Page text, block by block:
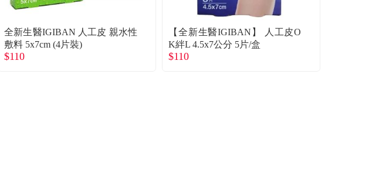
全新生醫IGIBAN 人工皮 親水性
敷料 5x7cm (4片裝)
$110
【全新生醫IGIBAN】 人工皮O
K絆L 4.5x7公分 5片/盒
$110